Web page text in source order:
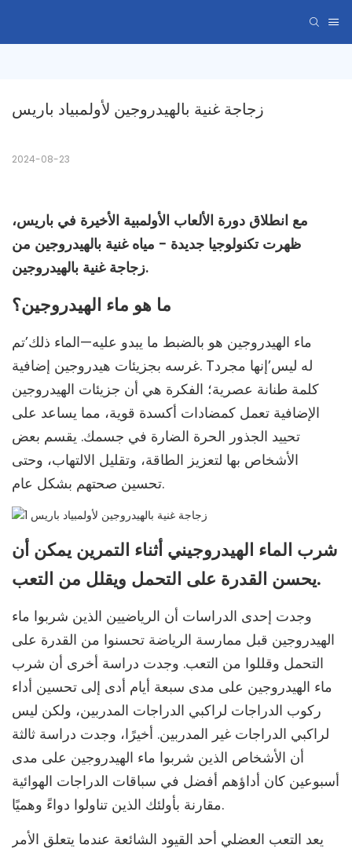
زجاجة غنية بالهيدروجين لأولمبياد باريس
2024-08-23
مع انطلاق دورة الألعاب الأولمبية الأخيرة في باريس،
ظهرت تكنولوجيا جديدة - مياه غنية بالهيدروجين من
زجاجة غنية بالهيدروجين.
ما هو ماء الهيدروجين؟
ماء الهيدروجين هو بالضبط ما يبدو عليه—الماء ذلك’تم
غرسه بجزيئات هيدروجين إضافية. Tله ليس’إنها مجرد
كلمة طنانة عصرية؛ الفكرة هي أن جزيئات الهيدروجين
الإضافية تعمل كمضادات أكسدة قوية، مما يساعد على
تحييد الجذور الحرة الضارة في جسمك. يقسم بعض
الأشخاص بها لتعزيز الطاقة، وتقليل الالتهاب، وحتى
تحسين صحتهم بشكل عام.
شرب الماء الهيدروجيني أثناء التمرين يمكن أن
يحسن القدرة على التحمل ويقلل من التعب.
وجدت إحدى الدراسات أن الرياضيين الذين شربوا ماء
الهيدروجين قبل ممارسة الرياضة تحسنوا من القدرة على
التحمل وقللوا من التعب. وجدت دراسة أخرى أن شرب
ماء الهيدروجين على مدى سبعة أيام أدى إلى تحسين أداء
ركوب الدراجات لراكبي الدراجات المدربين، ولكن ليس
لراكبي الدراجات غير المدربين. أخيرًا، وجدت دراسة ثالثة
أن الأشخاص الذين شربوا ماء الهيدروجين على مدى
أسبوعين كان أداؤهم أفضل في سباقات الدراجات الهوائية
مقارنة بأولئك الذين تناولوا دواءً وهميًا.
يعد التعب العضلي أحد القيود الشائعة عندما يتعلق الأمر